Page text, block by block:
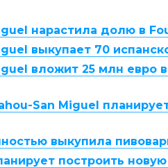
нарастила долю в
выкупает 70
вложит 25 млн евро
San Miguel
выкупила
построить